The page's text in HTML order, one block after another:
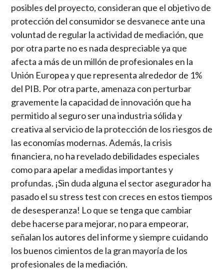
posibles del proyecto, consideran que el objetivo de
protección del consumidor se desvanece ante una
voluntad de regular la actividad de mediación, que
por otra parte no es nada despreciable ya que
afecta a más de un millón de profesionales en la
Unión Europea y que representa alrededor de 1%
del PIB. Por otra parte, amenaza con perturbar
gravemente la capacidad de innovación que ha
permitido al seguro ser una industria sólida y
creativa al servicio de la protección de los riesgos de
las economías modernas. Además, la crisis
financiera, no ha revelado debilidades especiales
como para apelar a medidas importantes y
profundas. ¡Sin duda alguna el sector asegurador ha
pasado el su stress test con creces en estos tiempos
de desesperanza! Lo que se tenga que cambiar
debe hacerse para mejorar, no para empeorar,
señalan los autores del informe y siempre cuidando
los buenos cimientos de la gran mayoría de los
profesionales de la mediación.